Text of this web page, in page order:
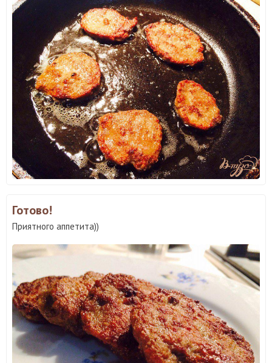
Готово!
Приятного аппетита))